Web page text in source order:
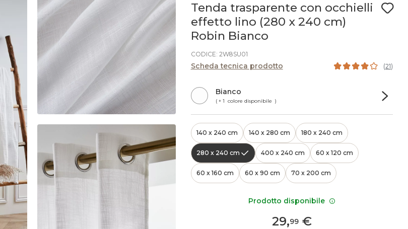
Tenda trasparente con occhielli
effetto lino (280 x 240 cm)
Robin Bianco
CODICE: 2W8SU01
Scheda tecnica prodotto (21)
Bianco
( + 1 colore disponibile )
140 x 240 cm 140 x 280 cm 180 x 240 cm
280 x 240 cm 400 x 240 cm 60 x 120 cm
60 x 160 cm 60 x 90 cm 70 x 200 cm
29,99€